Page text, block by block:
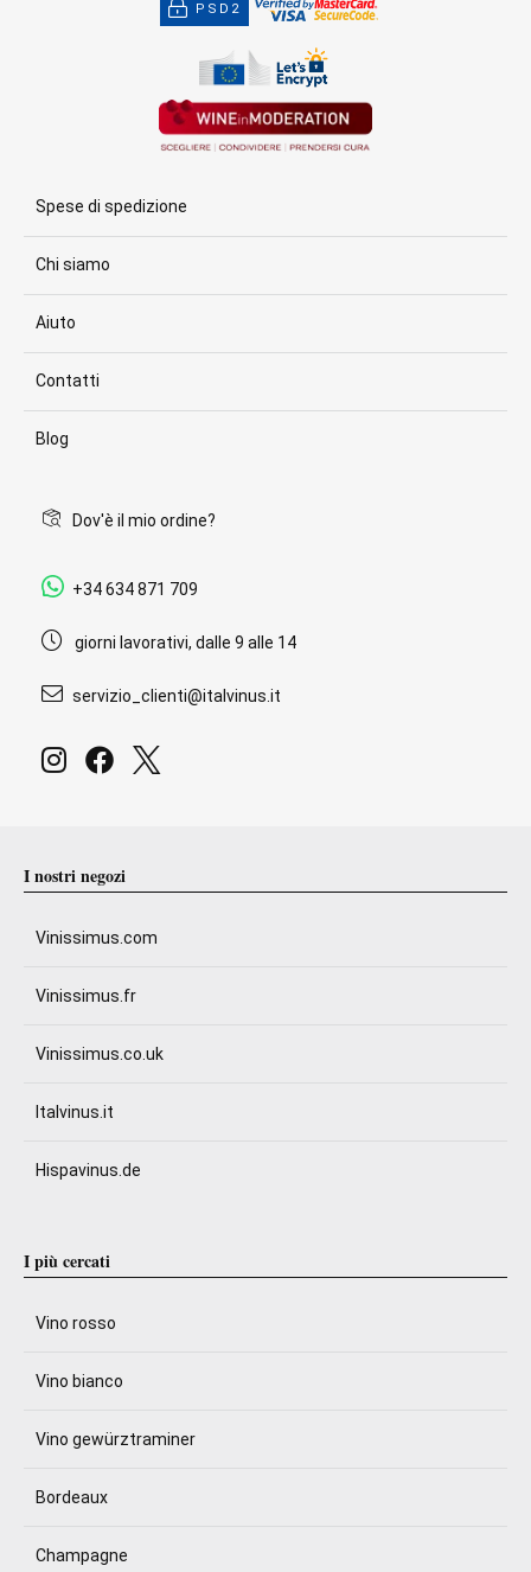
PSD2
Spese di spedizione
Chi siamo
Aiuto
Contatti
Blog
Dov'è il mio ordine?
+34 634 871 709
giorni lavorativi, dalle 9 alle 14
servizio_clienti@italvinus.it
I nostri negozi
Vinissimus.com
Vinissimus.fr
Vinissimus.co.uk
Italvinus.it
Hispavinus.de
I più cercati
Vino rosso
Vino bianco
Vino gewürztraminer
Bordeaux
Champagne